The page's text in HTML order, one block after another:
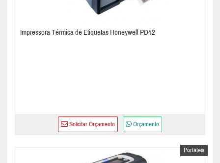
Impressora Térmica de Etiquetas Honeywell PD42
Solicitar Orçamento Orçamento
Portáteis